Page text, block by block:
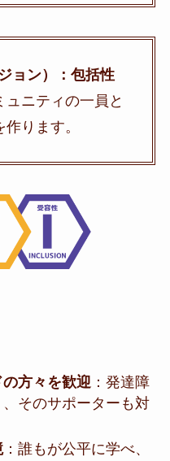
ョン）：包括性
ニティの一員と
ります。
方々を歓迎 ：発達障
そのサポーターも対
：誰もが公平に学べ、